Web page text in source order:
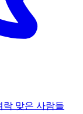
맞은 사람들